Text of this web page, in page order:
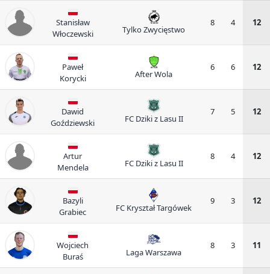
Stanisław
Włoczewski
Tylko Zwycięstwo
8 4 12
Paweł
Korycki
After Wola
6 6 12
Dawid
Goździewski
FC Dziki z Lasu II
7 5 12
Artur
Mendela
FC Dziki z Lasu II
8 4 12
Bazyli
Grabiec
FC Kryształ Targówek
9 3 12
Wojciech
Buraś
Laga Warszawa
8 3 11